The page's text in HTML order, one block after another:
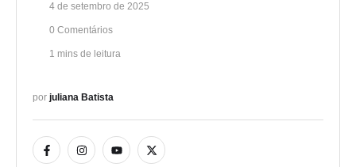
4 de setembro de 2025
0 Comentários
1 mins de leitura
por juliana Batista